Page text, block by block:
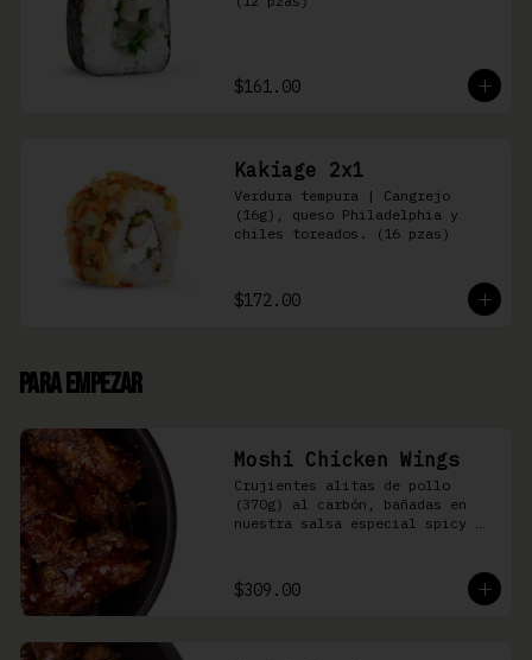
$161.00
Kakiage 2x1
Verdura tempura | Cangrejo
(16g), queso Philadelphia y
chiles toreados. (16 pzas)
$172.00
Para Empezar
Moshi Chicken Wings
Crujientes alitas de pollo
(370g) al carbón, bañadas en
nuestra salsa especial spicy
$309.00